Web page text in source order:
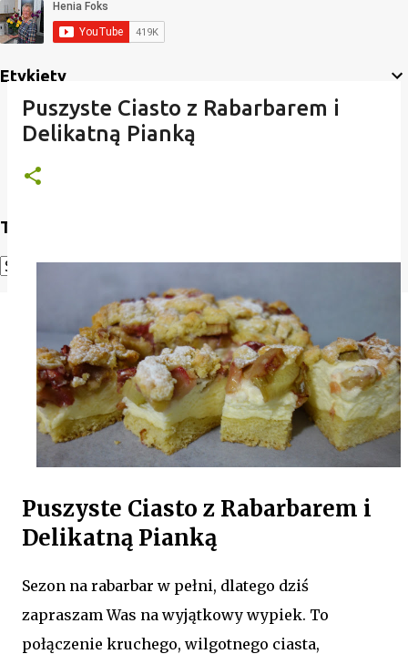
Etykiety
Translate
Translate
Puszyste Ciasto z Rabarbarem i
Delikatną Pianką
Puszyste Ciasto z Rabarbarem i
Delikatną Pianką
Sezon na rabarbar w pełni, dlatego dziś
zapraszam Was na wyjątkowy wypiek. To
połączenie kruchego, wilgotnego ciasta,